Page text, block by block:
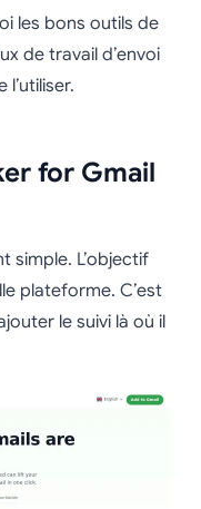
les bons outils de
de travail d’envoi
for Gmail
simple. L’objectif
plateforme. C’est
le suivi là où il